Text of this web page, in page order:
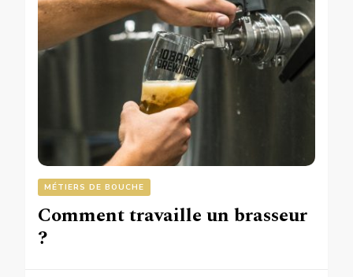
MÉTIERS DE BOUCHE
Comment travaille un brasseur
?